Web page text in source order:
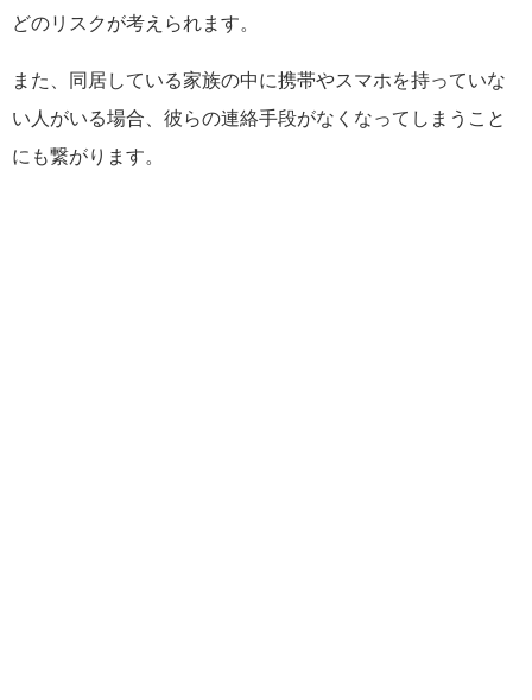
どのリスクが考えられます。
また、同居している家族の中に携帯やスマホを持っていな
い人がいる場合、彼らの連絡手段がなくなってしまうこと
にも繋がります。